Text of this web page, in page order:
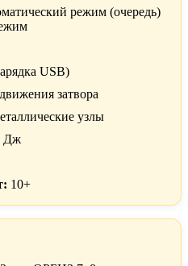
режим (очередь)
USB)
затвора
узлы
Дж
10+